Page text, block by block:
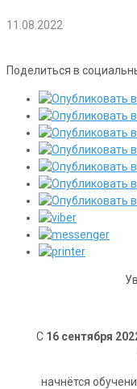
11.08.2022
Поделиться в
С 16 сентября
начнётся